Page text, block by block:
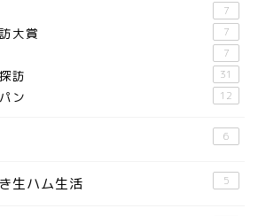
7
大賞 7
7
訪 31
ン 12
6
生ハム生活 5